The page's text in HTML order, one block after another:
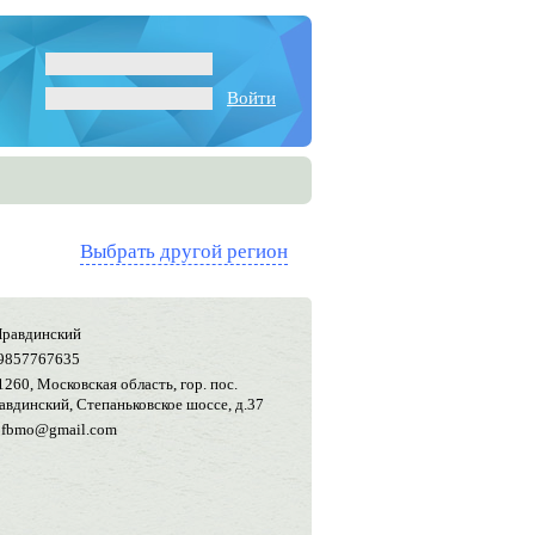
Войти
Выбрать другой регион
Московская область, гор. пос.
Степаньковское шоссе, д.37